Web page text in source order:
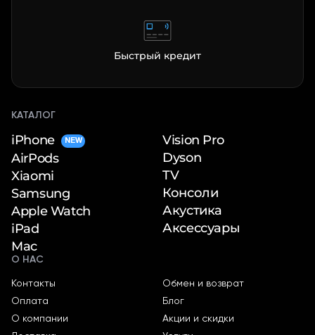
Быстрый кредит
КАТАЛОГ
iPhone NEW
AirPods
Xiaomi
Samsung
Apple Watch
iPad
Mac
Vision Pro
Dyson
TV
Консоли
Акустика
Аксессуары
О НАС
Контакты
Оплата
О компании
Обмен и возврат
Блог
Акции и скидки